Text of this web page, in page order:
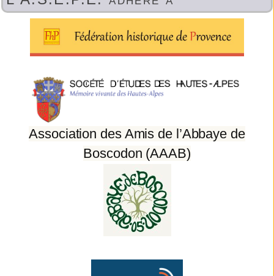
Association des Amis de l’Abbaye de
Boscodon (AAAB)